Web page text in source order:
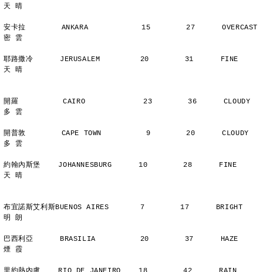
天 晴
安卡拉        ANKARA            15        27      OVERCAST
密 雲
耶路撒冷      JERUSALEM         20        31      FINE
天 晴
開羅          CAIRO             23        36      CLOUDY
多 雲
開普敦        CAPE TOWN          9        20      CLOUDY
多 雲
約翰內斯堡    JOHANNESBURG      10        28      FINE
天 晴
布宜諾斯艾利斯BUENOS AIRES       7        17      BRIGHT
明 朗
巴西利亞      BRASILIA          20        37      HAZE
煙 霞